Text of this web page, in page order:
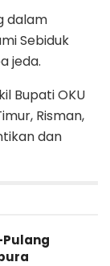
dalam
Sebiduk
jeda.
Bupati OKU
Risman,
dan